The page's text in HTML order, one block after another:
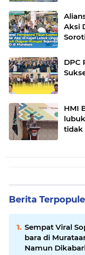
Aksi
DPC
HMI
tidak
Berita
Sempat Viral
bara di
Namun